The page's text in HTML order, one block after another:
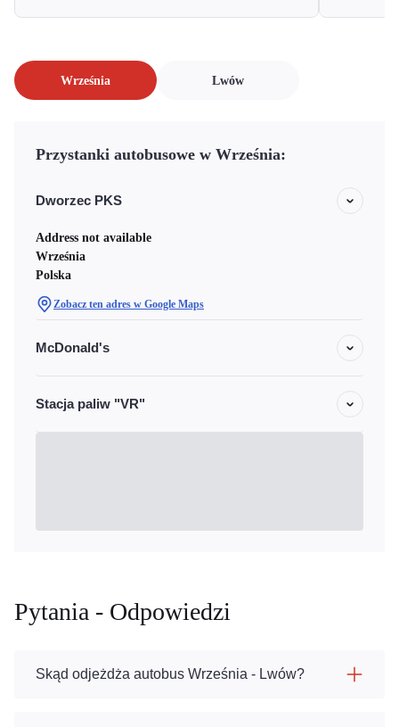
Września Lwów
Przystanki autobusowe w Września:
Dworzec PKS
Address not available
Września
Polska
Zobacz ten adres w Google Maps
McDonald's
Stacja paliw "VR"
Pytania - Odpowiedzi
Skąd odjeżdża autobus Września - Lwów?